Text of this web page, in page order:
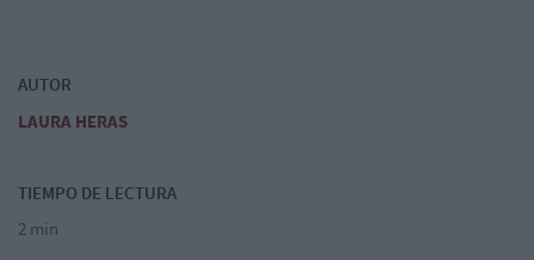
AUTOR
LAURA HERAS
TIEMPO DE LECTURA
2 min